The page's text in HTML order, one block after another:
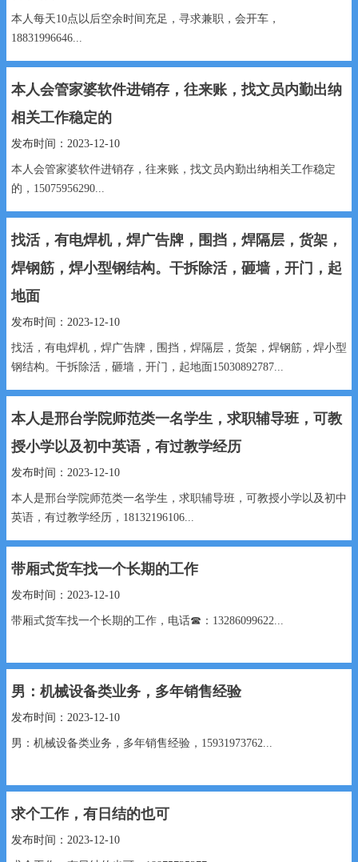
本人每天10点以后空余时间充足，寻求兼职，会开车，
18831996646...
本人会管家婆软件进销存，往来账，找文员内勤出纳
相关工作稳定的
发布时间：2023-12-10
本人会管家婆软件进销存，往来账，找文员内勤出纳相关工作稳定
的，15075956290...
找活，有电焊机，焊广告牌，围挡，焊隔层，货架，
焊钢筋，焊小型钢结构。干拆除活，砸墙，开门，起
地面
发布时间：2023-12-10
找活，有电焊机，焊广告牌，围挡，焊隔层，货架，焊钢筋，焊小型
钢结构。干拆除活，砸墙，开门，起地面15030892787...
本人是邢台学院师范类一名学生，求职辅导班，可教
授小学以及初中英语，有过教学经历
发布时间：2023-12-10
本人是邢台学院师范类一名学生，求职辅导班，可教授小学以及初中
英语，有过教学经历，18132196106...
带厢式货车找一个长期的工作
发布时间：2023-12-10
带厢式货车找一个长期的工作，电话☎：13286099622...
男：机械设备类业务，多年销售经验
发布时间：2023-12-10
男：机械设备类业务，多年销售经验，15931973762...
求个工作，有日结的也可
发布时间：2023-12-10